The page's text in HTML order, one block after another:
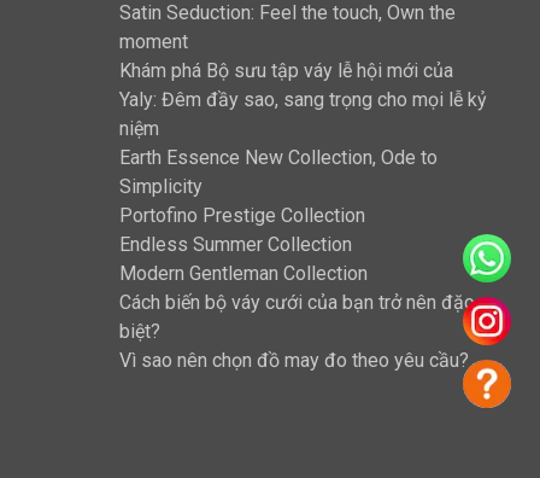
Satin Seduction: Feel the touch, Own the
moment
Khám phá Bộ sưu tập váy lễ hội mới của
Yaly: Đêm đầy sao, sang trọng cho mọi lễ kỷ
niệm
Earth Essence New Collection, Ode to
Simplicity
Portofino Prestige Collection
Endless Summer Collection
Modern Gentleman Collection
Cách biến bộ váy cưới của bạn trở nên đặc
biệt?
Vì sao nên chọn đồ may đo theo yêu cầu?